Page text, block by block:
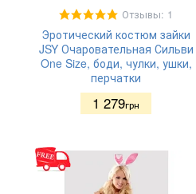
Отзывы: 1
Эротический костюм зайки
JSY Очаровательная Сильви
One Size, боди, чулки, ушки,
перчатки
1 279грн